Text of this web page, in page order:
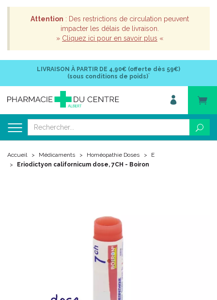
Attention : Des restrictions de circulation peuvent
impacter les délais de livraison.
» Cliquez ici pour en savoir plus «
LIVRAISON À PARTIR DE 4,90€ (offerte dès 59€)
(sous conditions de poids)*
Accueil Médicaments Homéopathie Doses
E
Eriodictyon californicum dose, 7CH - Boiron